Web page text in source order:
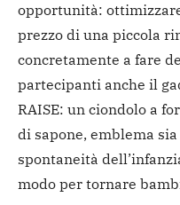
opportunità:
prezzo di una piccola
concretamente a fare
partecipanti anche il
RAISE: un ciondolo a
di sapone, emblema
spontaneità
modo per tornare